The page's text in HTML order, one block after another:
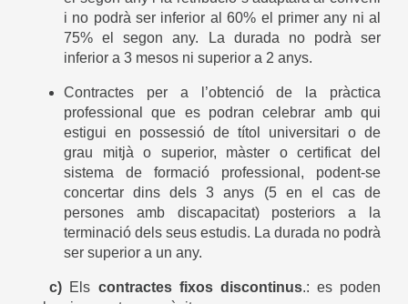
i no podrà ser inferior al 60% el primer any ni al
75% el segon any. La durada no podrà ser
inferior a 3 mesos ni superior a 2 anys.
Contractes per a l’obtenció de la pràctica
professional que es podran celebrar amb qui
estigui en possessió de títol universitari o de
grau mitjà o superior, màster o certificat del
sistema de formació professional, podent-se
concertar dins dels 3 anys (5 en el cas de
persones amb discapacitat) posteriors a la
terminació dels seus estudis. La durada no podrà
ser superior a un any.
c) Els contractes fixos discontinus.: es poden